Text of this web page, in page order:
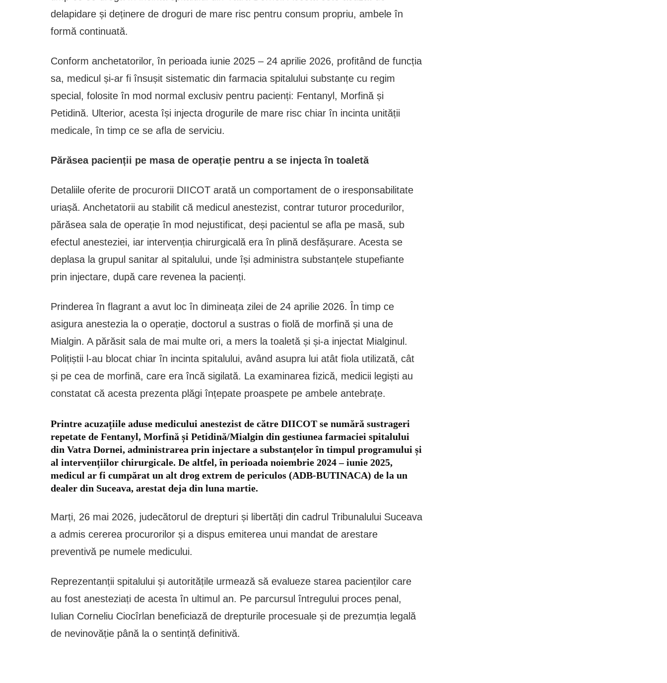
delapidare și deținere de droguri de mare risc pentru consum propriu, ambele în
formă continuată.
Conform anchetatorilor, în perioada iunie 2025 – 24 aprilie 2026, profitând de funcția
sa, medicul și-ar fi însușit sistematic din farmacia spitalului substanțe cu regim
special, folosite în mod normal exclusiv pentru pacienți: Fentanyl, Morfină și
Petidină. Ulterior, acesta își injecta drogurile de mare risc chiar în incinta unității
medicale, în timp ce se afla de serviciu.
Părăsea pacienții pe masa de operație pentru a se injecta în toaletă
Detaliile oferite de procurorii DIICOT arată un comportament de o iresponsabilitate
uriașă. Anchetatorii au stabilit că medicul anestezist, contrar tuturor procedurilor,
părăsea sala de operație în mod nejustificat, deși pacientul se afla pe masă, sub
efectul anesteziei, iar intervenția chirurgicală era în plină desfășurare. Acesta se
deplasa la grupul sanitar al spitalului, unde își administra substanțele stupefiante
prin injectare, după care revenea la pacienți.
Prinderea în flagrant a avut loc în dimineața zilei de 24 aprilie 2026. În timp ce
asigura anestezia la o operație, doctorul a sustras o fiolă de morfină și una de
Mialgin. A părăsit sala de mai multe ori, a mers la toaletă și și-a injectat Mialginul.
Polițiștii l-au blocat chiar în incinta spitalului, având asupra lui atât fiola utilizată, cât
și pe cea de morfină, care era încă sigilată. La examinarea fizică, medicii legiști au
constatat că acesta prezenta plăgi înțepate proaspete pe ambele antebrațe.
Printre acuzațiile aduse medicului anestezist de către DIICOT se numără sustrageri
repetate de Fentanyl, Morfină și Petidină/Mialgin din gestiunea farmaciei spitalului
din Vatra Dornei, administrarea prin injectare a substanțelor în timpul programului și
al intervențiilor chirurgicale. De altfel, în perioada noiembrie 2024 – iunie 2025,
medicul ar fi cumpărat un alt drog extrem de periculos (ADB-BUTINACA) de la un
dealer din Suceava, arestat deja din luna martie.
Marți, 26 mai 2026, judecătorul de drepturi și libertăți din cadrul Tribunalului Suceava
a admis cererea procurorilor și a dispus emiterea unui mandat de arestare
preventivă pe numele medicului.
Reprezentanții spitalului și autoritățile urmează să evalueze starea pacienților care
au fost anesteziați de acesta în ultimul an. Pe parcursul întregului proces penal,
Iulian Corneliu Ciocîrlan beneficiază de drepturile procesuale și de prezumția legală
de nevinovăție până la o sentință definitivă.